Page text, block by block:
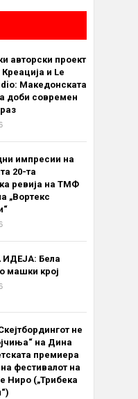
авторски проект
Креација и Le
Македонската
доби современ
импресии на
20-та
ревија на ТМФ
„Вортекс
Бела
машки крој
не
на Дина
премиера
фестивалот на
Ниро („Трибека